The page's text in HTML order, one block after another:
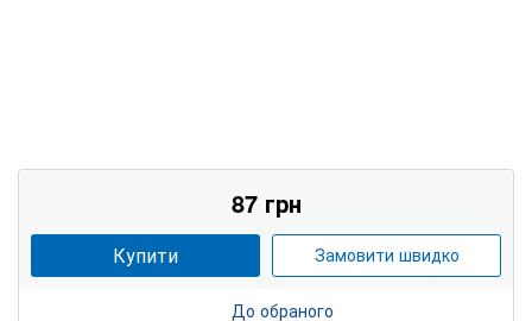
87 грн
Купити Замовити швидко
До обраного